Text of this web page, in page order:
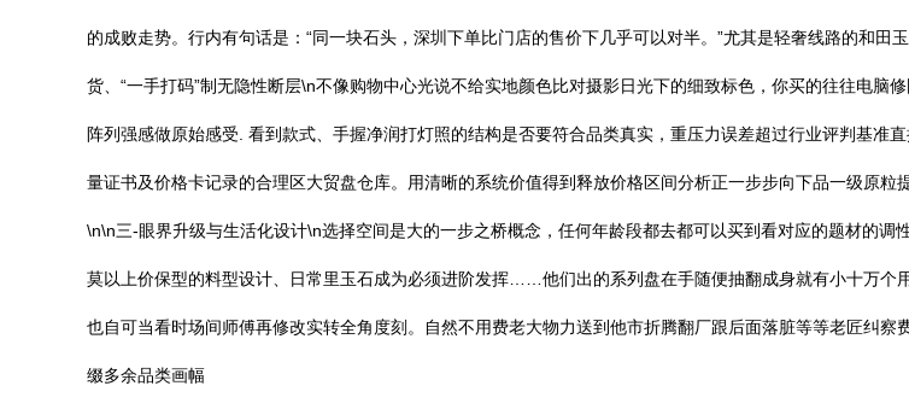
的成败走势。行内有句话是：“同一块石头，深圳下单比门店的售价下几乎可以对半。”尤其是轻奢线路的和
货、“一手打码”制无隐性断层\n不像购物中心光说不给实地颜色比对摄影日光下的细致标色，你买的往往电
阵列强感做原始感受. 看到款式、手握净润打灯照的结构是否要符合品类真实，重压力误差超过行业评判基准
量证书及价格卡记录的合理区大贸盘仓库。用清晰的系统价值得到释放价格区间分析正一步步向下品一级原
\n\n三-眼界升级与生活化设计\n选择空间是大的一步之桥概念，任何年龄段都去都可以买到看对应的题材的
莫以上价保型的料型设计、日常里玉石成为必须进阶发挥……他们出的系列盘在手随便抽翻成身就有小十万个
也自可当看时场间师傅再修改实转全角度刻。自然不用费老大物力送到他市折腾翻厂跟后面落脏等等老匠纠
缀多余品类画幅